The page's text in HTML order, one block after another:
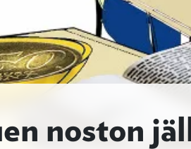
noston